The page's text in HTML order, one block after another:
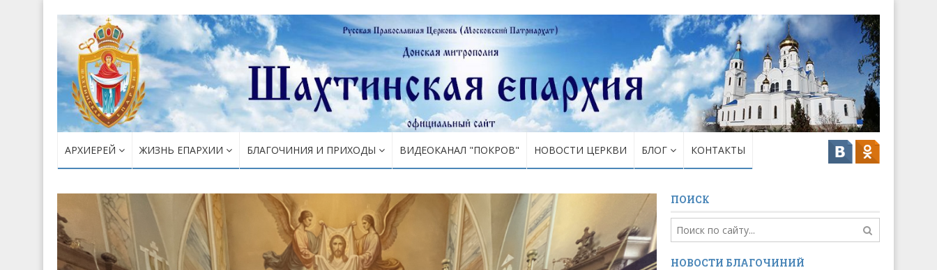
АРХИЕРЕЙ ЖИЗНЬ ЕПАРХИИ БЛАГОЧИНИЯ И ПРИХОДЫ ВИДЕОКАНАЛ "ПОКРОВ" НОВОСТИ ЦЕРКВИ БЛОГ КОНТАКТЫ
ПОИСК
НОВОСТИ БЛАГОЧИНИЙ